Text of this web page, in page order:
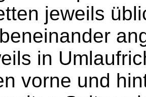
jeweils
in
vorne und